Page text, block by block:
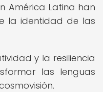
América Latina han
la identidad de las
y la resiliencia
las lenguas